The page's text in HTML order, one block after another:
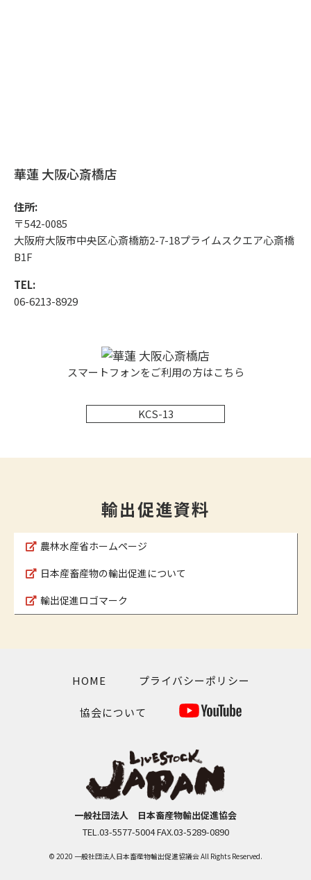
華蓮 大阪心斎橋店
住所:
〒542-0085
大阪府大阪市中央区心斎橋筋2-7-18プライムスクエア心斎橋
B1F
TEL:
06-6213-8929
スマートフォンをご利用の方はこちら
KCS-13
輸出促進資料
農林水産省ホームページ
日本産畜産物の輸出促進について
輸出促進ロゴマーク
HOME プライバシーポリシー
協会について
一般社団法人 日本畜産物輸出促進協会
TEL.03-5577-5004 FAX.03-5289-0890
© 2020 一般社団法人日本畜産物輸出促進協議会 All Rights Reserved.